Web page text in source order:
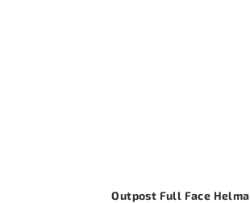
Outpost Full Face Helma